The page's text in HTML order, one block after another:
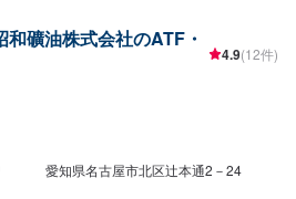
礦油株式会社のATF・
4.9(12件)
愛知県名古屋市北区辻本通2－24